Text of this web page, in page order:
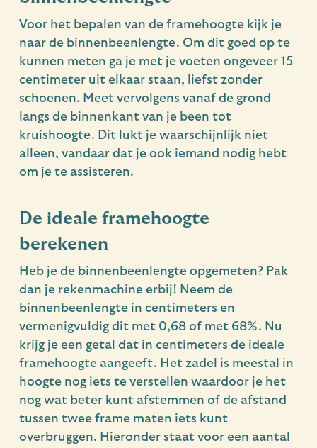
Voor het bepalen van de framehoogte kijk je
naar de binnenbeenlengte. Om dit goed op te
kunnen meten ga je met je voeten ongeveer 15
centimeter uit elkaar staan, liefst zonder
schoenen. Meet vervolgens vanaf de grond
langs de binnenkant van je been tot
kruishoogte. Dit lukt je waarschijnlijk niet
alleen, vandaar dat je ook iemand nodig hebt
om je te assisteren.
De ideale framehoogte
berekenen
Heb je de binnenbeenlengte opgemeten? Pak
dan je rekenmachine erbij! Neem de
binnenbeenlengte in centimeters en
vermenigvuldig dit met 0,68 of met 68%. Nu
krijg je een getal dat in centimeters de ideale
framehoogte aangeeft. Het zadel is meestal in
hoogte nog iets te verstellen waardoor je het
nog wat beter kunt afstemmen of de afstand
tussen twee frame maten iets kunt
overbruggen. Hieronder staat voor een aantal